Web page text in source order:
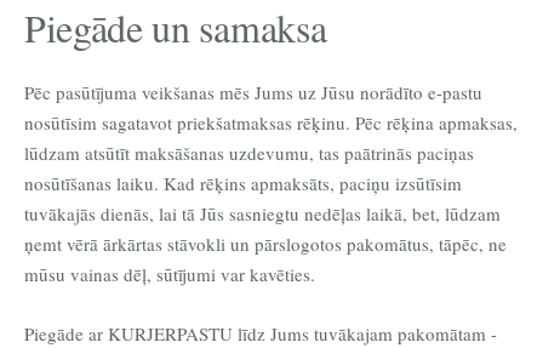
Piegāde un samaksa
Pēc pasūtījuma veikšanas mēs Jums uz Jūsu norādīto e-pastu
nosūtīsim sagatavot priekšatmaksas rēķinu. Pēc rēķina apmaksas,
lūdzam atsūtīt maksāšanas uzdevumu, tas paātrinās paciņas
nosūtīšanas laiku. Kad rēķins apmaksāts, paciņu izsūtīsim
tuvākajās dienās, lai tā Jūs sasniegtu nedēļas laikā, bet, lūdzam
ņemt vērā ārkārtas stāvokli un pārslogotos pakomātus, tāpēc, ne
mūsu vainas dēļ, sūtījumi var kavēties.
Piegāde ar KURJERPASTU līdz Jums tuvākajam pakomātam -